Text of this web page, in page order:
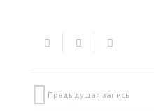
Предыдущая запись